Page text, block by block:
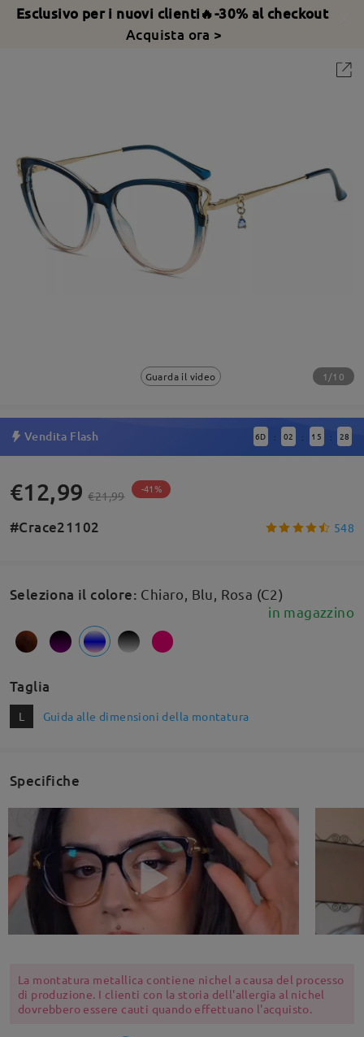
Esclusivo per i nuovi clienti🔥-30% al checkout
Acquista ora >
Guarda il video 1/10
Vendita Flash 6D : 02 : 15 : 28
€12,99 €21,99 -41%
#Crace21102 548
Seleziona il colore: Chiaro, Blu, Rosa (C2)
in magazzino
Taglia
L Guida alle dimensioni della montatura
Specifiche
La montatura metallica contiene nichel a causa del processo
di produzione. I clienti con la storia dell'allergia al nichel
dovrebbero essere cauti quando effettuano l'acquisto.